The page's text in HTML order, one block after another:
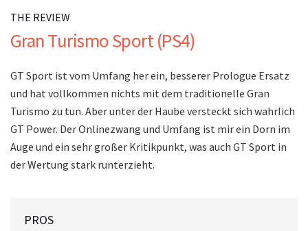
THE REVIEW
Gran Turismo Sport (PS4)
GT Sport ist vom Umfang her ein, besserer Prologue Ersatz
und hat vollkommen nichts mit dem traditionelle Gran
Turismo zu tun. Aber unter der Haube versteckt sich wahrlich
GT Power. Der Onlinezwang und Umfang ist mir ein Dorn im
Auge und ein sehr großer Kritikpunkt, was auch GT Sport in
der Wertung stark runterzieht.
PROS